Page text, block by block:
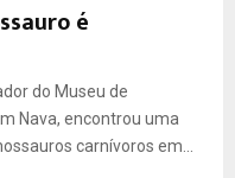
é
do Museu de
Nava, encontrou uma
carnívoros em...